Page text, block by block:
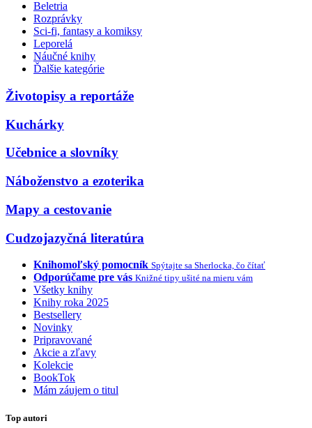
Beletria
Rozprávky
Sci-fi, fantasy a komiksy
Leporelá
Náučné knihy
Ďalšie kategórie
Životopisy a reportáže
Kuchárky
Učebnice a slovníky
Náboženstvo a ezoterika
Mapy a cestovanie
Cudzojazyčná literatúra
Knihomoľský pomocník Spýtajte sa Sherlocka, čo čítať
Odporúčame pre vás Knižné tipy ušité na mieru vám
Všetky knihy
Knihy roka 2025
Bestsellery
Novinky
Pripravované
Akcie a zľavy
Kolekcie
BookTok
Mám záujem o titul
Top autori